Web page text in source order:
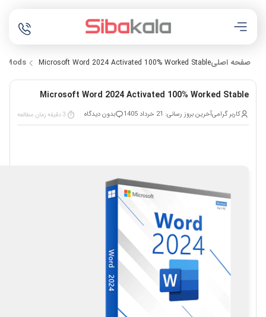
صفحه اصلی Mods Microsoft Word 2024 Activated 100% Worked Stable
Microsoft Word 2024 Activated 100% Worked Stable
کاربر گرامیآخرین بروز رسانی: 21 خرداد 1405 بدون دیدگاه 3 دقیقه زمان مطالعه